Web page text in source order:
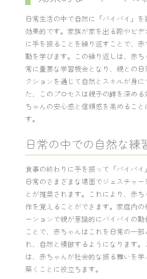
日常生活の中で自然に「バイバイ」
効果的です。家族が家を出る際やビデ
に手を振ることを繰り返すことで、
動を学びます。この繰り返しは、赤
常に重要な学習機会となり、親との日
クションを通じて自然とスキルが身に
た、このプロセスは親子の絆を深め
ちゃんの安心感と信頼感を高めること
す。
日常の中での自然な練
食事の終わりに手を振って「バイバイ
日常のさまざまな場面でジェスチャー
とが推奨されます。これにより、赤
作を覚えることができます。家庭内の
ーションで親が意識的にバイバイの動
ことで、赤ちゃんはこれを日常の一部
れ、自然と模倣するようになります
は、赤ちゃんが社会的な振る舞いを学
築くことに役立ちます。